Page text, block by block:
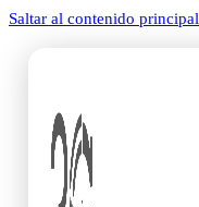
Saltar al contenido principal